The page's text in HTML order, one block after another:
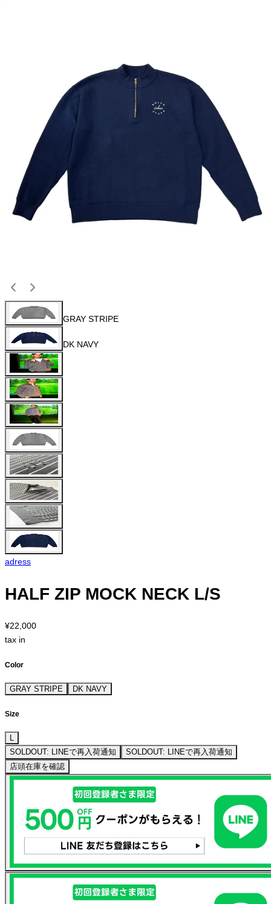
GRAY STRIPE
DK NAVY
adress
HALF ZIP MOCK NECK L/S
¥22,000
tax in
Color
GRAY STRIPE DK NAVY
Size
L
SOLDOUT: LINEで再入荷通知
SOLDOUT: LINEで再入荷通知
店頭在庫を確認